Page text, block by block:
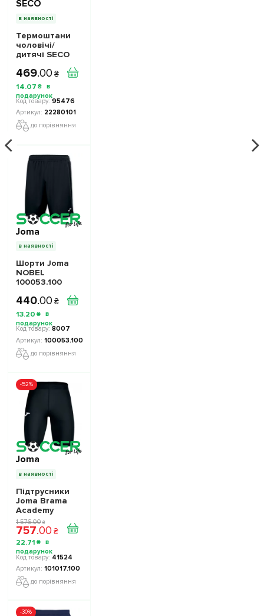
SECO
в наявності
Термоштани
чоловічі/
дитячі SECO
Pro Black
22280101 колiр:
чорний
469.00 ₴
14.07 ₴
95476
22280101
до порівняння
Joma
в наявності
Шорти Joma
NOBEL
100053.100
440.00 ₴
13.20 ₴
8007
100053.100
до порівняння
-52%
Joma
в наявності
Підтрусники
Joma Brama
Academy
101017.100
колір: чорний
1 576.00 ₴
757.00 ₴
22.71 ₴
41524
101017.100
до порівняння
-30%